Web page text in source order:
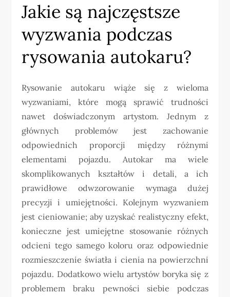
Jakie są najczęstsze
wyzwania podczas
rysowania autokaru?
Rysowanie autokaru wiąże się z wieloma
wyzwaniami, które mogą sprawić trudności
nawet doświadczonym artystom. Jednym z
głównych problemów jest zachowanie
odpowiednich proporcji między różnymi
elementami pojazdu. Autokar ma wiele
skomplikowanych kształtów i detali, a ich
prawidłowe odwzorowanie wymaga dużej
precyzji i umiejętności. Kolejnym wyzwaniem
jest cieniowanie; aby uzyskać realistyczny efekt,
konieczne jest umiejętne stosowanie różnych
odcieni tego samego koloru oraz odpowiednie
rozmieszczenie światła i cienia na powierzchni
pojazdu. Dodatkowo wielu artystów boryka się z
problemem braku pewności siebie podczas